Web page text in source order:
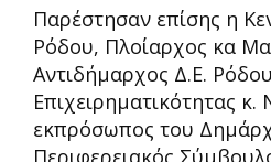
Παρέστησαν επίσης η
Ρόδου, Πλοίαρχος κα
Αντιδήμαρχος Δ.Ε.
Επιχειρηματικότητας
εκπρόσωπος του
Περιφερειακός